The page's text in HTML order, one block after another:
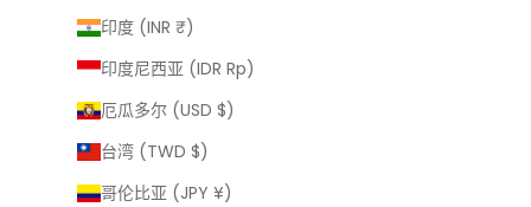
印度 (INR ₹)
印度尼西亚 (IDR Rp)
厄瓜多尔 (USD $)
台湾 (TWD $)
哥伦比亚 (JPY ¥)